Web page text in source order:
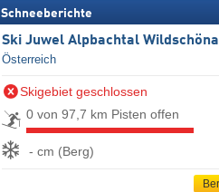
Schneeberichte
Ski Juwel Alpbachtal
Österreich
Skigebiet geschlossen
0 von 97,7 km Pisten offen
- cm (Berg)